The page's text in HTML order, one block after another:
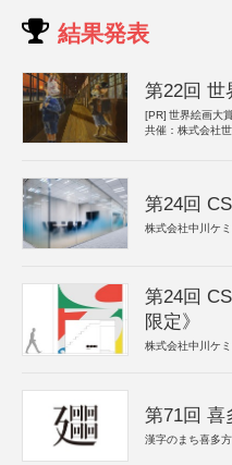
結果発表
第22回 世
[PR] 世界絵画大
共催：株式会社
第24回
株式会社中川ケ
第24回
限定》
株式会社中川ケ
第71回 喜
漢字のまち喜多方